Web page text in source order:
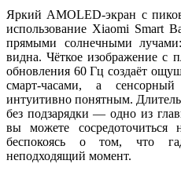
Яркий AMOLED‑экран с
использование Xiaomi Smart
прямыми солнечными
видна. Чёткое изображение с
обновления 60 Гц создаёт
смарт‑часами, а
интуитивно понятным.
без подзарядки — одно из
вы можете
беспокоясь о том, что
неподходящий момент.